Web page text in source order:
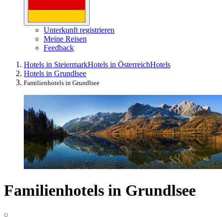
Unterkunft registrieren
Meine Reisen
Feedback
Hotels in SteiermarkHotels in ÖsterreichHotels
Hotels in Grundlsee
Familienhotels in Grundlsee
Familienhotels in Grundlsee